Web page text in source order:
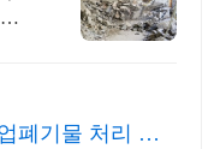
폐기물 처리 전